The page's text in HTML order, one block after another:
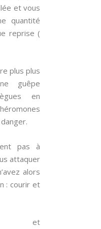
et vous
quantité
reprise (
plus plus
guêpe
en
pas à
attaquer
alors
: courir et
et